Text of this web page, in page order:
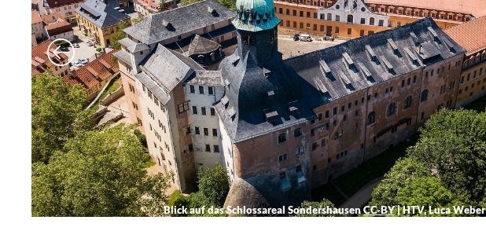
Blick auf das Schlossareal SondershausenCC-BY|HTV, Luca Weber